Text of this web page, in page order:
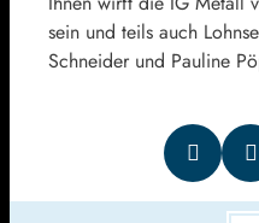
sein und teils auch
Schneider und Pauline